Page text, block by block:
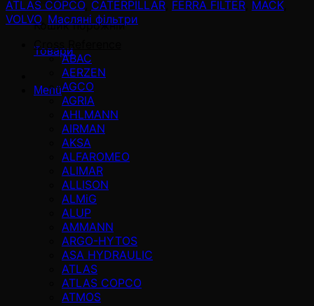
Кошик порожній
Товари
Menü
ATLAS COPCO, CATERPILLAR FERRA FILTER MACK
VOLVO, Масляні фільтри
Cross Reference
ABAC
AERZEN
AGCO
AGRIA
AHLMANN
AIRMAN
AKSA
ALFAROMEO
ALIMAR
ALLISON
ALMiG
ALUP
AMMANN
ARGO-HYTOS
ASA HYDRAULIC
ATLAS
ATLAS COPCO
ATMOS